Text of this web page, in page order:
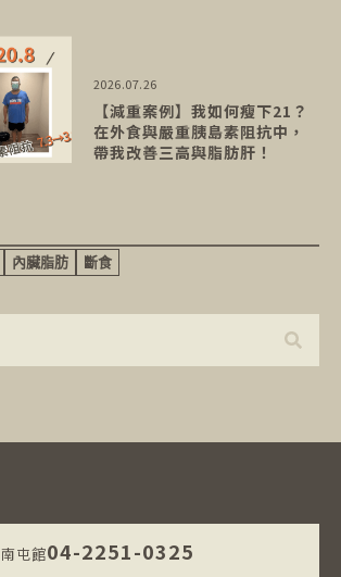
【減重案例】我如何瘦下21？
在外食與嚴重胰島素阻抗中，
帶我改善三高與脂肪肝！
2026.07.26
內臟脂肪 斷食
南屯館04-2251-0325